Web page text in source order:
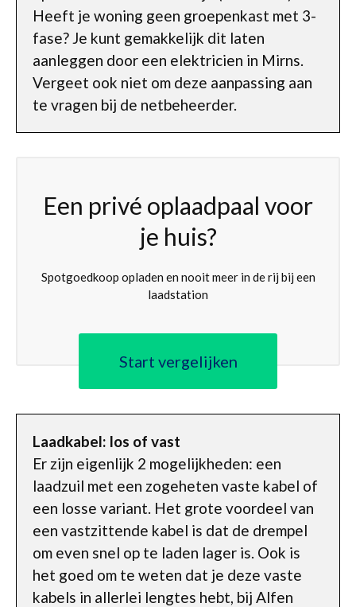
Heeft je woning geen groepenkast met 3-
fase? Je kunt gemakkelijk dit laten
aanleggen door een elektricien in Mirns.
Vergeet ook niet om deze aanpassing aan
te vragen bij de netbeheerder.
Een privé oplaadpaal voor
je huis?
Spotgoedkoop opladen en nooit meer in de rij bij een
laadstation
Start vergelijken
Laadkabel: los of vast
Er zijn eigenlijk 2 mogelijkheden: een
laadzuil met een zogeheten vaste kabel of
een losse variant. Het grote voordeel van
een vastzittende kabel is dat de drempel
om even snel op te laden lager is. Ook is
het goed om te weten dat je deze vaste
kabels in allerlei lengtes hebt, bij Alfen